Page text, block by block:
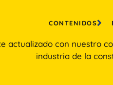
CONTENIDOS
actualizado con nuestro
industria de la